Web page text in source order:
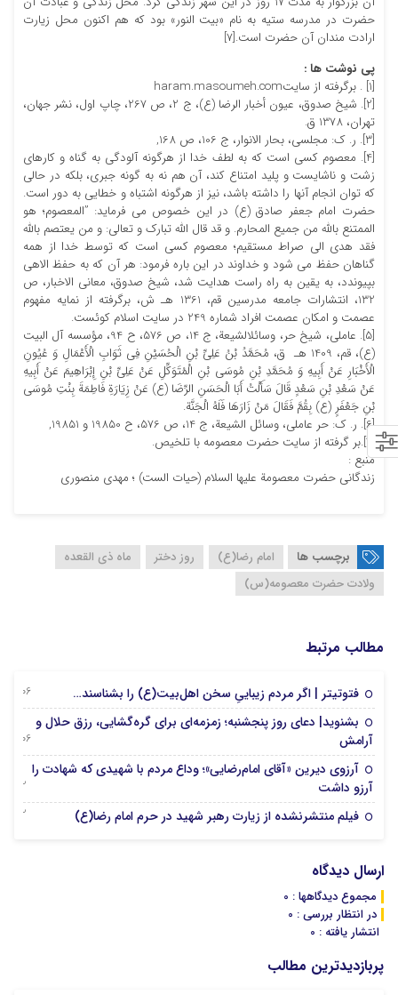
حضرت در مدرسه ستیه به نام «بیت النور» بود که هم اکنون محل زیارت
ارادت مندان آن حضرت است.[7]
پی نوشت ها :
[1] . برگرفته از سایتharam.masoumeh.com
[2]. شیخ صدوق، عیون أخبار الرضا (ع)، ج ‏2، ص 267، چاپ اول، نشر جهان،
تهران، 1378 ق.
[3]. ر. ک: مجلسی، بحار الانوار، ج 106، ص 168,
[4]. معصوم کسی است که به لطف خدا از هرگونه آلودگی به گناه و کارهای
زشت و ناشایست و پلید امتناع کند، آن هم نه به گونه جبری، بلکه در حالی
که توان انجام آنها را داشته باشد، نیز از هرگونه اشتباه و خطایی به دور است.
حضرت امام جعفر صادق (ع) در این خصوص می فرماید: ”المعصوم؛ هو
الممتنع بالله من جمیع المحارم. و قد قال الله تبارک و تعالی: و من یعتصم بالله
فقد هدی الی صراط مستقیم؛ معصوم کسی است که توسط خدا از همه
گناهان حفظ می شود و خداوند در این باره فرمود: هر آن که به حفظ الاهی
بپیوندد، به یقین به راه راست هدایت شد، شیخ صدوق، معانی الاخبار، ص
132، انتشارات جامعه مدرسین قم، 1361 هـ ش، برگرفته از نمایه مفهوم
عصمت و امکان عصمت افراد شماره 249 در سایت اسلام کوئست.
[5]. عاملى، شیخ حر، وسائل‏الشیعة، ج 14، ص 576، ح 94، مؤسسه آل البیت
(ع)، قم، 1409 هـ ق، مُحَمَّدُ بْنُ عَلِیِّ بْنِ الْحُسَیْنِ فِی ثَوَابِ الْأَعْمَالِ وَ عُیُونِ
الْأَخْبَارِ عَنْ أَبِیهِ وَ مُحَمَّدِ بْنِ مُوسَى بْنِ الْمُتَوَکِّلِ عَنْ عَلِیِّ بْنِ إِبْرَاهِیمَ عَنْ أَبِیهِ
عَنْ سَعْدِ بْنِ سَعْدٍ قَالَ سَأَلْتُ أَبَا الْحَسَنِ الرِّضَا (ع) عَنْ زِیَارَةِ فَاطِمَةَ بِنْتِ مُوسَى
بْنِ جَعْفَرٍ (ع) بِقُمَّ فَقَالَ مَنْ زَارَهَا فَلَهُ الْجَنَّة.
[6]. ر. ک: حر عاملی، وسائل الشیعة، ج 14، ص 576، ح 19850 و 19851,
منبع :
زندگانی حضرت معصومة علیها السلام (حیات الست) ؛ مهدی منصوری
برچسب ها امام رضا(ع) روز دختر
ماه ذى القعده
ولادت حضرت معصومه(س)
مطالب مرتبط
فتوتیتر | اگر مردم زیباییِ سخن اهل‌بیت(ع) را بشناسند… 06 آگوست 2026
بشنوید| دعای روز پنجشنبه؛ زمزمه‌ای برای گره‌گشایی، رزق حلال و
آرامش
06 آگوست 2026
آرزوی دیرین «آقای امام‌رضایی»؛ وداع مردم با شهیدی که شهادت را
آرزو داشت
02 جولای 2026
فیلم منتشرنشده از زیارت رهبر شهید در حرم امام رضا(ع) 02 جولای 2026
ارسال دیدگاه
مجموع دیدگاهها : 0
در انتظار بررسی : 0
انتشار یافته : 0
پربازدیدترین مطالب